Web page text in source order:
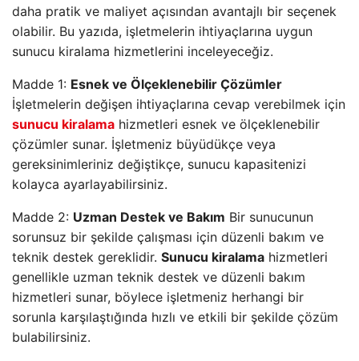
daha pratik ve maliyet açısından avantajlı bir seçenek
olabilir. Bu yazıda, işletmelerin ihtiyaçlarına uygun
sunucu kiralama hizmetlerini inceleyeceğiz.
Madde 1: Esnek ve Ölçeklenebilir Çözümler
İşletmelerin değişen ihtiyaçlarına cevap verebilmek için
sunucu kiralama hizmetleri esnek ve ölçeklenebilir
çözümler sunar. İşletmeniz büyüdükçe veya
gereksinimleriniz değiştikçe, sunucu kapasitenizi
kolayca ayarlayabilirsiniz.
Madde 2: Uzman Destek ve Bakım Bir sunucunun
sorunsuz bir şekilde çalışması için düzenli bakım ve
teknik destek gereklidir. Sunucu kiralama hizmetleri
genellikle uzman teknik destek ve düzenli bakım
hizmetleri sunar, böylece işletmeniz herhangi bir
sorunla karşılaştığında hızlı ve etkili bir şekilde çözüm
bulabilirsiniz.